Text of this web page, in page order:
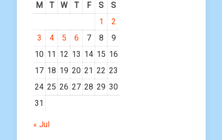
M T W T F S
S
1
2
3
4 5 6 7 8
9
10 11 12 13 14 15 16
17 18 19 20 21 22 23
24 25 26 27 28 29 30
31
« Jul